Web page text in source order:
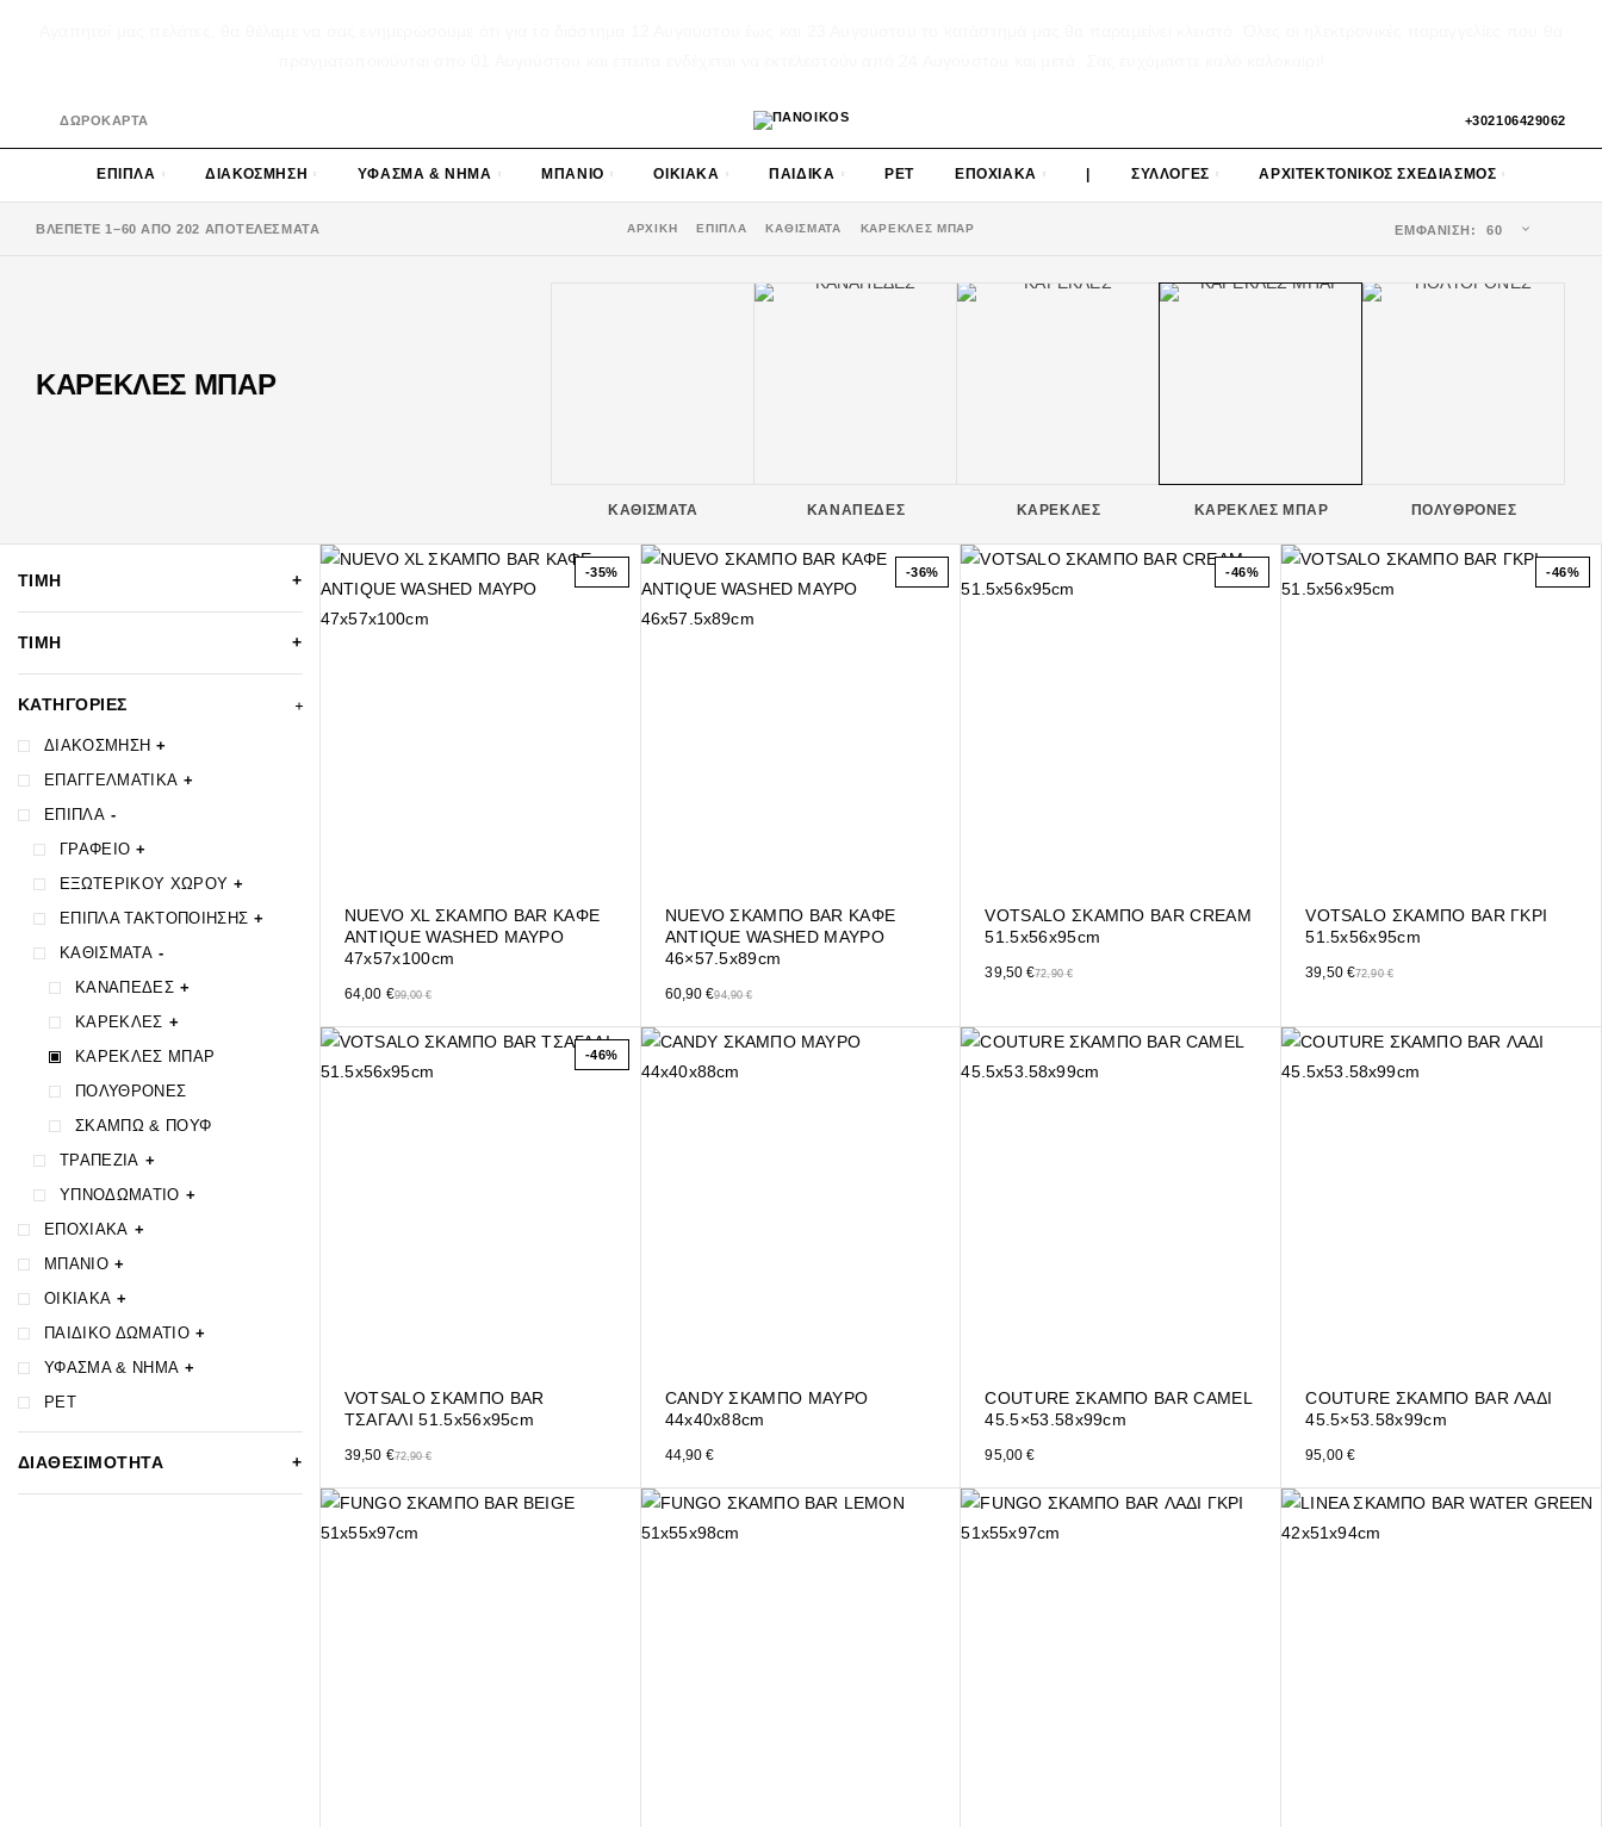
ΔΩΡΟΚΑΡΤΑ +302106429062
ΕΠΙΠΛΑ ΔΙΑΚΟΣΜΗΣΗ ΥΦΑΣΜΑ & ΝΗΜΑ ΜΠΑΝΙΟ ΟΙΚΙΑΚΑ ΠΑΙΔΙΚΑ PET ΕΠΟΧΙΑΚΑ ΣΥΛΛΟΓΕΣ ΑΡΧΙΤΕΚΤΟΝΙΚΟΣ ΣΧΕΔΙΑΣΜΟΣ
ΒΛΈΠΕΤΕ 1–60 ΑΠΌ 202 ΑΠΟΤΕΛΈΣΜΑΤΑ ΑΡΧΙΚΉ ΕΠΙΠΛΑ ΚΑΘΙΣΜΑΤΑ ΚΑΡΕΚΛΕΣ ΜΠΑΡ ΕΜΦΆΝΙΣΗ:
ΚΑΡΕΚΛΕΣ ΜΠΑΡ
ΚΑΘΙΣΜΑΤΑ ΚΑΝΑΠΕΔΕΣ ΚΑΡΕΚΛΕΣ ΚΑΡΕΚΛΕΣ ΜΠΑΡ ΠΟΛΥΘΡΟΝΕΣ
ΤΙΜΗ
ΤΙΜΗ
ΚΑΤΗΓΟΡΙΕΣ
ΔΙΑΚΟΣΜΗΣΗ +
ΕΠΑΓΓΕΛΜΑΤΙΚΑ +
ΕΠΙΠΛΑ -
ΓΡΑΦΕΙΟ +
ΕΞΩΤΕΡΙΚΟΥ ΧΩΡΟΥ +
ΕΠΙΠΛΑ ΤΑΚΤΟΠΟΙΗΣΗΣ +
ΚΑΘΙΣΜΑΤΑ -
ΚΑΝΑΠΕΔΕΣ +
ΚΑΡΕΚΛΕΣ +
ΚΑΡΕΚΛΕΣ ΜΠΑΡ
ΠΟΛΥΘΡΟΝΕΣ
ΣΚΑΜΠΩ & ΠΟΥΦ
ΤΡΑΠΕΖΙΑ +
ΥΠΝΟΔΩΜΑΤΙΟ +
ΕΠΟΧΙΑΚΑ +
ΜΠΑΝΙΟ +
ΟΙΚΙΑΚΑ +
ΠΑΙΔΙΚΟ ΔΩΜΑΤΙΟ +
ΥΦΑΣΜΑ & ΝΗΜΑ +
PET
ΔΙΑΘΕΣΙΜΟΤΗΤΑ
-35%
NUEVO XL ΣΚΑΜΠΟ BAR ΚΑΦΕ
ANTIQUE WASHED ΜΑΥΡΟ
47x57x100cm
99,00€
Original price was: 99,00 €.
64,00 €
Η τρέχουσα τιμή είναι: 64,00 €.
-36%
NUEVO ΣΚΑΜΠΟ BAR ΚΑΦΕ
ANTIQUE WASHED ΜΑΥΡΟ
46×57.5x89cm
94,90€
Original price was: 94,90 €.
60,90€
Η τρέχουσα τιμή είναι: 60,90 €.
-46%
VOTSALO ΣΚΑΜΠΟ BAR CREAM
51.5x56x95cm
72,90€
Original price was: 72,90 €.
39,50€
Η τρέχουσα τιμή είναι: 39,50 €.
-46%
VOTSALO ΣΚΑΜΠΟ BAR ΓΚΡΙ
51.5x56x95cm
72,90€
Original price was: 72,90 €.
39,50 €
Η τρέχουσα τιμή είναι: 39,50 €.
-46%
VOTSALO ΣΚΑΜΠΟ BAR
ΤΣΑΓΑΛΙ 51.5x56x95cm
72,90€
Original price was: 72,90 €.
39,50 €
Η τρέχουσα τιμή είναι: 39,50 €.
CANDY ΣΚΑΜΠΟ ΜΑΥΡΟ
44x40x88cm
44,90€
COUTURE ΣΚΑΜΠΟ BAR CAMEL
45.5×53.58x99cm
95,00€
COUTURE ΣΚΑΜΠΟ BAR ΛΑΔΙ
45.5×53.58x99cm
95,00 €